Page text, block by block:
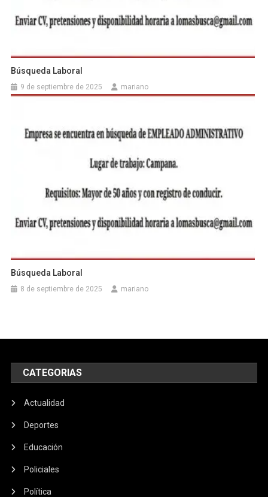
Búsqueda Laboral
9 de septiembre de 2025 mariano
Búsqueda Laboral
8 de septiembre de 2025 mariano
CATEGORIAS
Actualidad
Deportes
Educación
Policiales
Política